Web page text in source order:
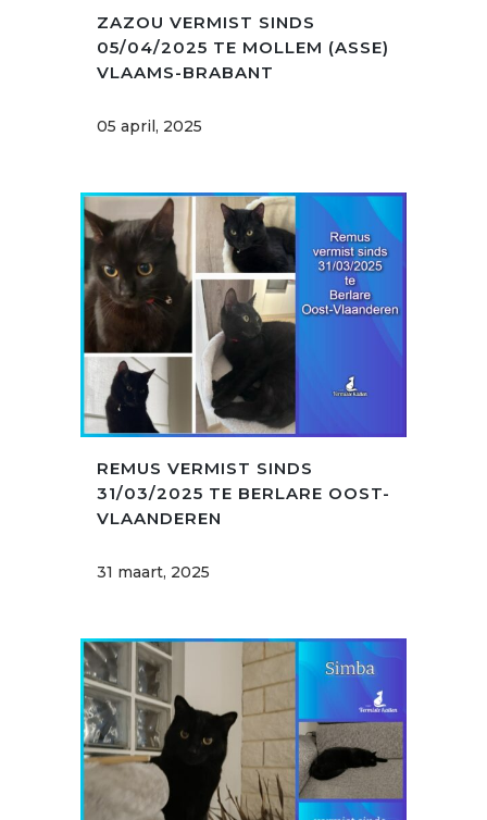
ZAZOU VERMIST SINDS
05/04/2025 TE MOLLEM (ASSE)
VLAAMS-BRABANT
05 april, 2025
REMUS VERMIST SINDS
31/03/2025 TE BERLARE OOST-
VLAANDEREN
31 maart, 2025